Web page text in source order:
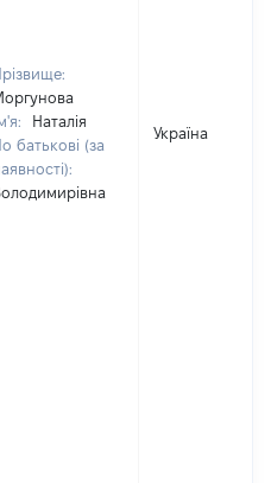
Наталія
батькові (за
Україна